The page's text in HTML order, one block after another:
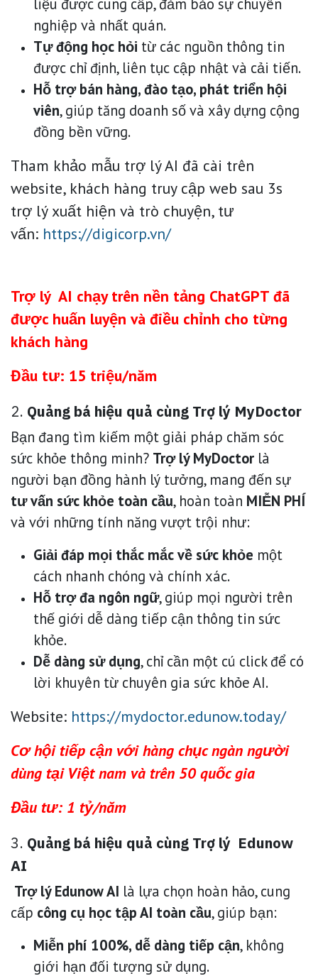
nghiệp và nhất quán.
Tự động học hỏi từ các nguồn thông tin
được chỉ định, liên tục cập nhật và cải tiến.
Hỗ trợ bán hàng, đào tạo, phát triển hội
viên, giúp tăng doanh số và xây dựng cộng
đồng bền vững.
Tham khảo mẫu trợ lý AI đã cài trên
website, khách hàng truy cập web sau 3s
trợ lý xuất hiện và trò chuyện, tư
vấn: https://digicorp.vn/
Trợ lý AI chạy trên nền tảng ChatGPT đã
được huấn luyện và điều chỉnh cho từng
khách hàng
Đầu tư: 15 triệu/năm
2. Quảng bá hiệu quả cùng Trợ lý MyDoctor
Bạn đang tìm kiếm một giải pháp chăm sóc
sức khỏe thông minh? Trợ lý MyDoctor là
người bạn đồng hành lý tưởng, mang đến sự
tư vấn sức khỏe toàn cầu, hoàn toàn MIỄN PHÍ
và với những tính năng vượt trội như:
Giải đáp mọi thắc mắc về sức khỏe một
cách nhanh chóng và chính xác.
Hỗ trợ đa ngôn ngữ, giúp mọi người trên
thế giới dễ dàng tiếp cận thông tin sức
khỏe.
Dễ dàng sử dụng, chỉ cần một cú click để có
lời khuyên từ chuyên gia sức khỏe AI.
Website: https://mydoctor.edunow.today/
Cơ hội tiếp cận với hàng chục ngàn người
dùng tại Việt nam và trên 50 quốc gia
Đầu tư: 1 tỷ/năm
3. Quảng bá hiệu quả cùng Trợ lý Edunow
AI
Trợ lý Edunow AI là lựa chọn hoàn hảo, cung
cấp công cụ học tập AI toàn cầu, giúp bạn:
Miễn phí 100%, dễ dàng tiếp cận, không
giới hạn đối tượng sử dụng.